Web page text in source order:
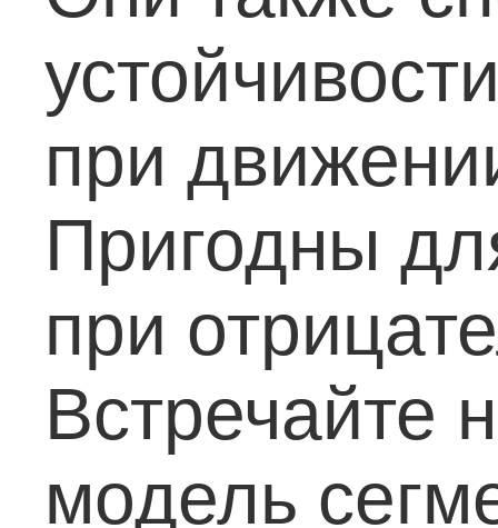
при
Пригодны
при
Встречайте
модель